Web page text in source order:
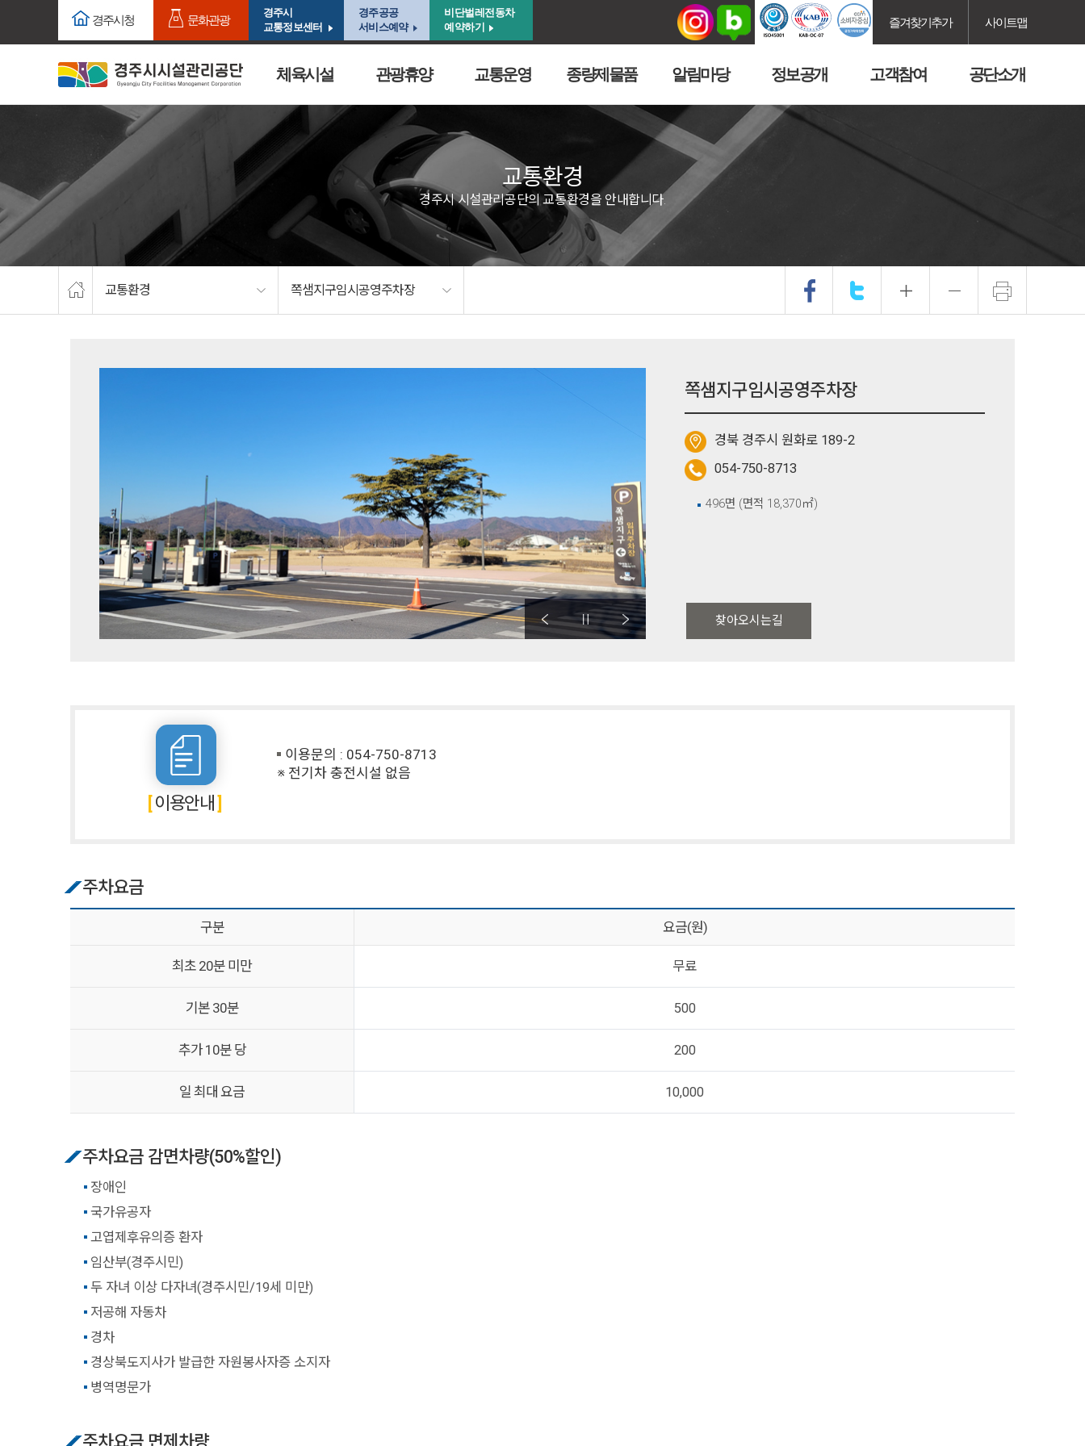
주요메뉴로 건너뛰기
경주시청 문화관광
경주시
교통정보센터
경주공공
서비스예약
비단벌레전동차
예약하기
즐겨찾기추가 사이트맵
체육시설 관광휴양 교통운영 종량제물품 알림마당 정보공개 고객참여 공단소개
교통환경
경주시 시설관리공단의 교통환경을 안내합니다.
교통환경 쪽샘지구임시공영주차장
쪽샘지구임시공영주차장
경북 경주시 원화로 189-2
054-750-8713
찾아오시는길
496면 (면적 18,370㎡)
이용안내
이용문의 : 054-750-8713
※ 전기차 충전시설 없음
주차요금
구분 요금(원)
최초 20분 미만 무료
기본 30분 500
추가 10분 당 200
일 최대 요금 10,000
주차요금 감면차량(50%할인)
장애인
국가유공자
고엽제후유의증 환자
임산부(경주시민)
두 자녀 이상 다자녀(경주시민/19세 미만)
저공해 자동차
경차
경상북도지사가 발급한 자원봉사자증 소지자
병역명문가
주차요금 면제차량